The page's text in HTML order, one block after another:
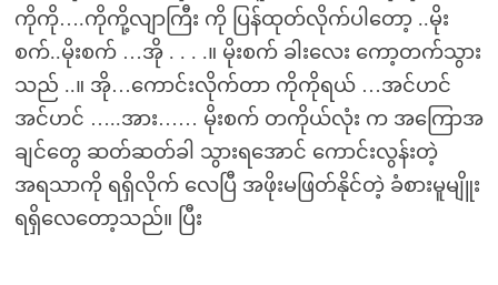
ကိုကို….ကိုကို့လျာကြီး ကို ပြန်ထုတ်လိုက်ပါတော့ ..မိုး
စက်..မိုးစက် …အို . . . .။ မိုးစက် ခါးလေး ကော့တက်သွား
သည် ..။ အို…ကောင်းလိုက်တာ ကိုကိုရယ် …အင်ဟင်
အင်ဟင် …..အား…… မိုးစက် တကိုယ်လုံး က အကြောအ
ချင်တွေ ဆတ်ဆတ်ခါ သွားရအောင် ကောင်းလွန်းတဲ့
အရသာကို ရရှိလိုက် လေပြီ အဖိုးမဖြတ်နိုင်တဲ့ ခံစားမူမျိူး
ရရှိလေတော့သည်။ ပြီး